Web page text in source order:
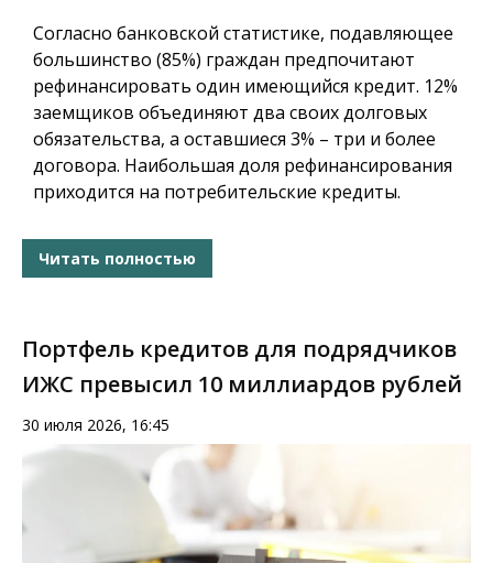
Согласно банковской статистике, подавляющее
большинство (85%) граждан предпочитают
рефинансировать один имеющийся кредит. 12%
заемщиков объединяют два своих долговых
обязательства, а оставшиеся 3% – три и более
договора. Наибольшая доля рефинансирования
приходится на потребительские кредиты.
Читать полностью
Портфель кредитов для подрядчиков
ИЖС превысил 10 миллиардов рублей
30 июля 2026, 16:45